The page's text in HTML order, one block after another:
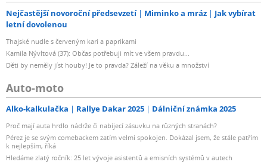
Nejčastější novoroční předsevzetí Miminko a mráz
Jak vybírat
letní dovolenou
Thajské nudle s červeným kari a paprikami
Kamila Nývltová (37): Občas potřebuji mít ve všem pravdu...
Děti by neměly jíst houby! Je to pravda? Záleží na věku a množství
Auto-moto
Alko-kalkulačka Rallye Dakar 2025 Dálniční známka 2025
Proč mají auta hrdlo nádrže či nabíjecí zásuvku na různých stranách?
Pérez je se svým comebackem zatím velmi spokojen. Dokázal jsem, že stále patřím
k nejlepším, říká
Hledáme zlatý ročník: 25 let vývoje asistentů a emisních systémů v autech